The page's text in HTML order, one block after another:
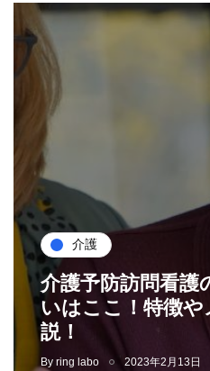
介護
介護予防訪問看護
いはここ！特徴
説！
By ring labo 2023年2月13日